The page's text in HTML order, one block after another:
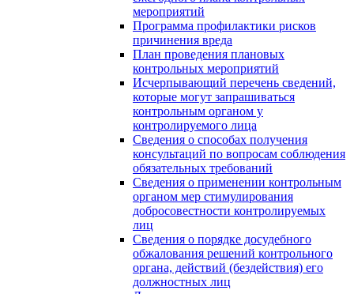
мероприятий
Программа профилактики рисков
причинения вреда
План проведения плановых
контрольных мероприятий
Исчерпывающий перечень сведений,
которые могут запрашиваться
контрольным органом у
контролируемого лица
Сведения о способах получения
консультаций по вопросам соблюдения
обязательных требований
Сведения о применении контрольным
органом мер стимулирования
добросовестности контролируемых
лиц
Сведения о порядке досудебного
обжалования решений контрольного
органа, действий (бездействия) его
должностных лиц